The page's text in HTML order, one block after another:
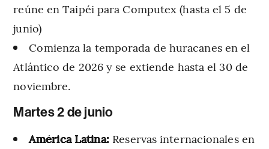
reúne en Taipéi para Computex (hasta el 5 de
junio)
Comienza la temporada de huracanes en el
Atlántico de 2026 y se extiende hasta el 30 de
noviembre.
Martes 2 de junio
América Latina: Reservas internacionales en